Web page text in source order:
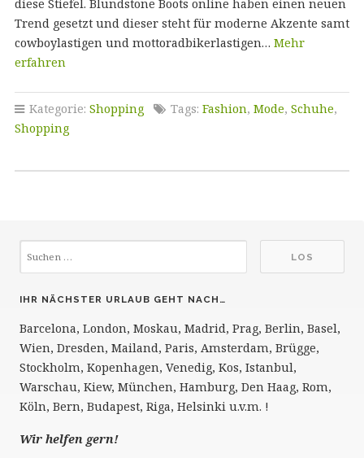
diese Stiefel. Blundstone Boots online haben einen neuen
Trend gesetzt und dieser steht für moderne Akzente samt
cowboylastigen und mottoradbikerlastigen… Mehr
erfahren
Kategorie: Shopping Tags: Fashion, Mode, Schuhe,
Shopping
IHR NÄCHSTER URLAUB GEHT NACH…
Barcelona, London, Moskau, Madrid, Prag, Berlin, Basel,
Wien, Dresden, Mailand, Paris, Amsterdam, Brügge,
Stockholm, Kopenhagen, Venedig, Kos, Istanbul,
Warschau, Kiew, München, Hamburg, Den Haag, Rom,
Köln, Bern, Budapest, Riga, Helsinki u.v.m. !
Wir helfen gern!